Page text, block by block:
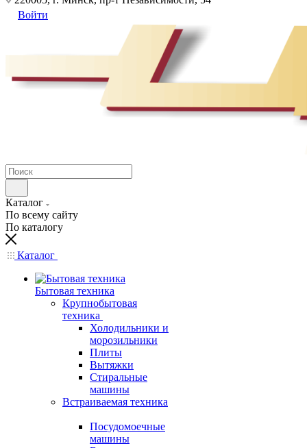
Войти
Каталог
По всему сайту
По каталогу
Каталог
Бытовая техника
Крупнобытовая
техника
Холодильники и
морозильники
Плиты
Вытяжки
Стиральные
машины
Встраиваемая техника
Посудомоечные
машины